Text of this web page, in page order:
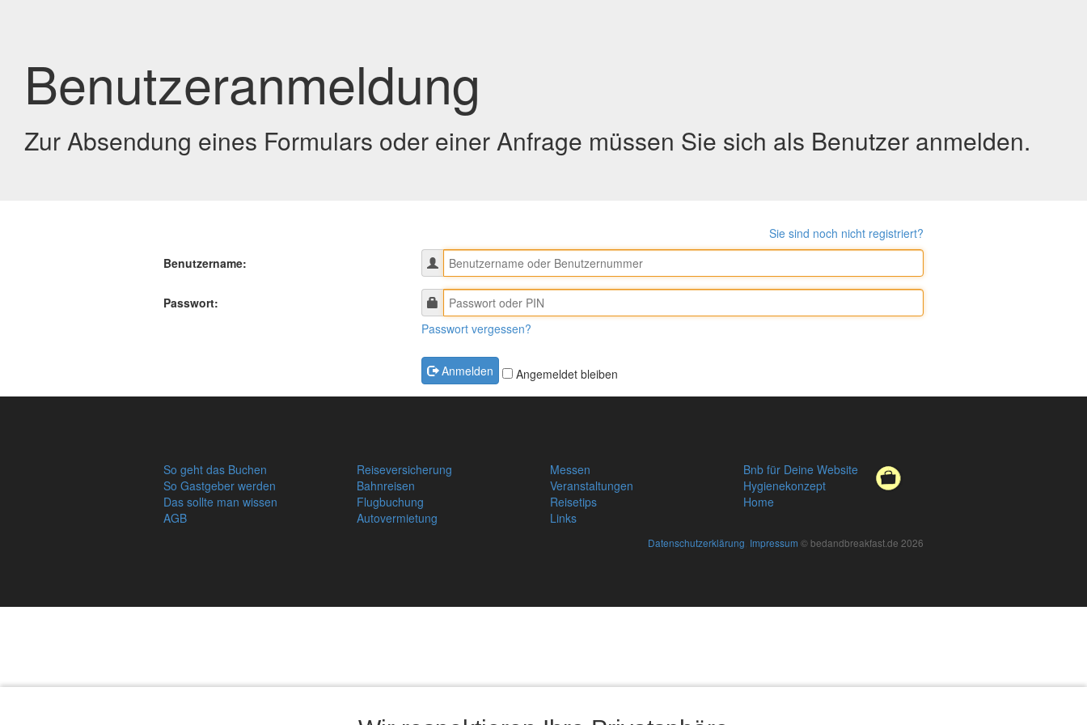
Benutzeranmeldung
Zur Absendung eines Formulars oder einer Anfrage müssen Sie sich als Benutzer anmelden.
Sie sind noch nicht registriert?
Benutzername:
Passwort:
Passwort vergessen?
Anmelden Angemeldet bleiben
So geht das Buchen
So Gastgeber werden
Das sollte man wissen
AGB
Reiseversicherung
Bahnreisen
Flugbuchung
Autovermietung
Messen
Veranstaltungen
Reisetips
Links
Bnb für Deine Website
Hygienekonzept
Home
Datenschutzerklärung Impressum © bedandbreakfast.de 2026